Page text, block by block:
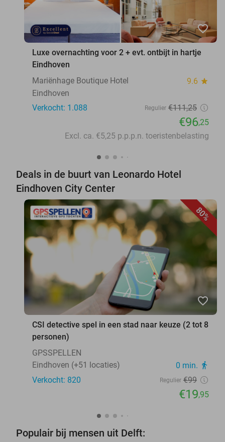
favorite_border
Luxe overnachting voor 2 + evt. ontbijt in hartje
Eindhoven
Mariënhage Boutique Hotel
9.6 star
Eindhoven
Verkocht: 1.088
Regulier €111,25
€96,25
Excl. ca. €5,25 p.p.p.n. toeristenbelasting
Deals in de buurt van Leonardo Hotel
Eindhoven City Center
80%
favorite_border
CSI detective spel in een stad naar keuze (2 tot 8
personen)
GPSSPELLEN
Eindhoven (+51 locaties)
0 min. directions_walk
Verkocht: 820 Regulier €99
€19,95
Populair bij mensen uit Delft: